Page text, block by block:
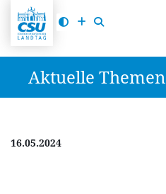
Aktuelle Themen
16.05.2024